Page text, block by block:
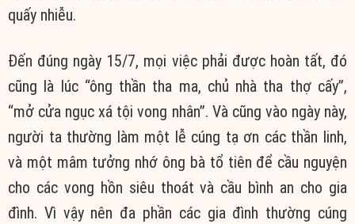
quấy nhiễu.
Đến đúng ngày 15/7, mọi việc phải được hoàn tất, đó
cũng là lúc “ông thần tha ma, chủ nhà tha thợ cấy”,
“mở cửa ngục xá tội vong nhân”. Và cũng vào ngày này,
người ta thường làm một lễ cúng tạ ơn các thần linh,
và một mâm tưởng nhớ ông bà tổ tiên để cầu nguyện
cho các vong hồn siêu thoát và cầu bình an cho gia
đình. Vì vậy nên đa phần các gia đình thường cúng